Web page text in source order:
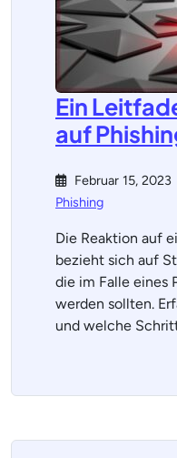
Ein
auf
Februar 15, 2023
Phishing
Die Reaktion auf
bezieht sich auf
die im Falle eines
werden sollten.
und welche